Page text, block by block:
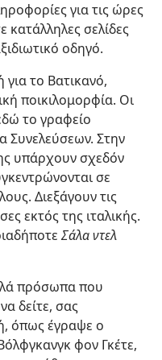
για τις ώρες
κατάλληλες σελίδες
οδηγό.
το Βατικανό,
ποικιλομορφία. Οι
το γραφείο
Συνελεύσεων. Στην
υπάρχουν σχεδόν
σε
Διεξάγουν τις
εκτός της ιταλικής.
Σάλα ντελ
πρόσωπα που
δείτε, σας
όπως έγραψε ο
φον Γκέτε,